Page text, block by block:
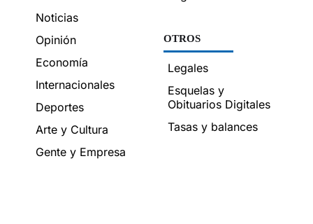
Noticias
Opinión
Economía
Internacionales
Deportes
Arte y Cultura
Gente y Empresa
OTROS
Legales
Esquelas y
Obituarios Digitales
Tasas y balances